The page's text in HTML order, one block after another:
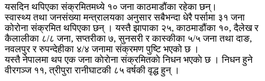
यसदिन थपिएका संक्रमितमध्ये १० जना काठमाडौंका रहेका छन्।
स्वास्थ्य तथा जनसंख्या मन्त्रालयका अनुसार सबैभन्दा धेरै पर्सामा ३१ जना
कोरोना संक्रमित थपिएका छन् । यस्तै झापाका २५, काठमाडौंका १०, दैलेख र
कैलालीका ८/८ जना, सप्तरीका ७, सुनसरी र कास्कीका ५/५ जना तथा दाङ,
नवलपुर र रुपन्देहीका ४/४ जनामा संक्रमण पुष्टि भएको छ ।
यस्तै नेपालमा थप एक जना काेराेना संक्रमितकाे निधन भएकाे छ । निधन हुने
वीरगञ्ज ११, त्रीपुरा रानीघाटकी ८५ वर्षकी वृद्ध हुन् ।